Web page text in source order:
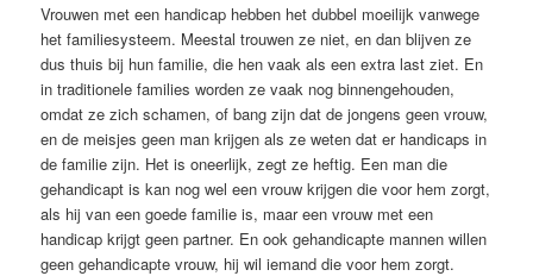
Vrouwen met een handicap hebben het dubbel moeilijk vanwege
het familiesysteem. Meestal trouwen ze niet, en dan blijven ze
dus thuis bij hun familie, die hen vaak als een extra last ziet. En
in traditionele families worden ze vaak nog binnengehouden,
omdat ze zich schamen, of bang zijn dat de jongens geen vrouw,
en de meisjes geen man krijgen als ze weten dat er handicaps in
de familie zijn. Het is oneerlijk, zegt ze heftig. Een man die
gehandicapt is kan nog wel een vrouw krijgen die voor hem zorgt,
als hij van een goede familie is, maar een vrouw met een
handicap krijgt geen partner. En ook gehandicapte mannen willen
geen gehandicapte vrouw, hij wil iemand die voor hem zorgt.